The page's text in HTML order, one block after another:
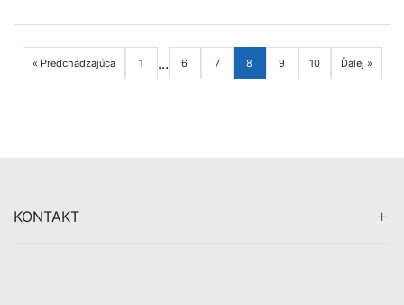
« Predchádzajúca 1 … 6 7 8 9 10 Ďalej »
KONTAKT